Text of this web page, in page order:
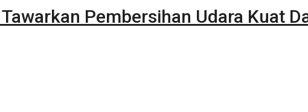
Pembersihan Udara Kuat